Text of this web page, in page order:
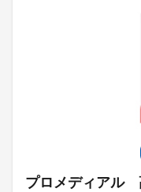
プロメディアル